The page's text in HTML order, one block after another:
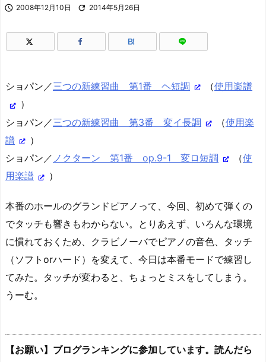
 2008年12月10日  2014年5月26日
B!
ショパン／三つの新練習曲 第1番 ヘ短調 （使用楽譜
）
ショパン／三つの新練習曲 第3番 変イ長調 （使用楽
譜
）
ショパン／ ノクターン 第1番 op.9-1 変ロ短調 （使
用楽譜
）
本番のホールのグランドピアノって、今回、初めて弾くの
でタッチも響きもわからない。とりあえず、いろんな環境
に慣れておくため、クラビノーバでピアノの音色、タッチ
（ソフトorハード）を変えて、今日は本番モードで練習し
てみた。タッチが変わると、ちょっとミスをしてしまう。
うーむ。
【お願い】ブログランキングに参加しています。読んだら